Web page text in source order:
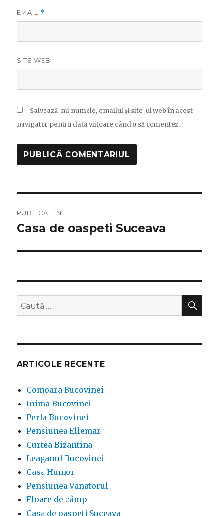
EMAIL *
SITE WEB
Salvează-mi numele, emailul și site-ul web în acest
navigator pentru data viitoare când o să comentez.
în
PUBLICAT ÎN
Casa de oaspeti Suceava
Caută
după:
ARTICOLE RECENTE
Comoara Bucovinei
Inima Bucovinei
Perla Bucovinei
Pensiunea Ellemar
Curtea Bizantina
Leaganul Bucovinei
Casa Humor
Pensiunea Vanatorul
Floare de câmp
Casa de oaspeti Suceava